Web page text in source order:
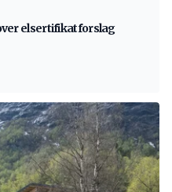
elsertifikatforslag